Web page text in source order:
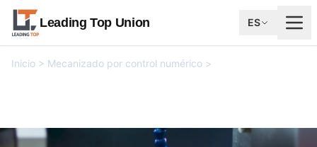
Leading Top Union ES
Inicio > Mecanizado por control numérico >